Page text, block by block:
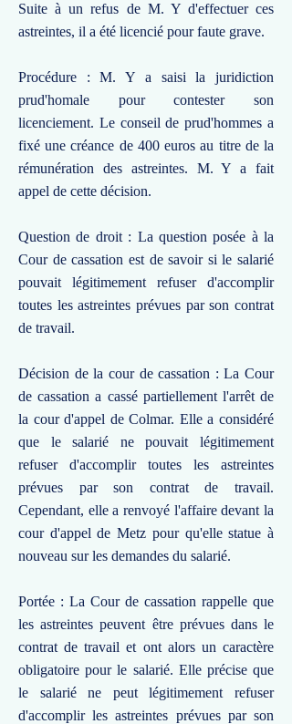
Suite à un refus de M. Y d'effectuer ces
astreintes, il a été licencié pour faute grave.
Procédure : M. Y a saisi la juridiction
prud'homale pour contester son
licenciement. Le conseil de prud'hommes a
fixé une créance de 400 euros au titre de la
rémunération des astreintes. M. Y a fait
appel de cette décision.
Question de droit : La question posée à la
Cour de cassation est de savoir si le salarié
pouvait légitimement refuser d'accomplir
toutes les astreintes prévues par son contrat
de travail.
Décision de la cour de cassation : La Cour
de cassation a cassé partiellement l'arrêt de
la cour d'appel de Colmar. Elle a considéré
que le salarié ne pouvait légitimement
refuser d'accomplir toutes les astreintes
prévues par son contrat de travail.
Cependant, elle a renvoyé l'affaire devant la
cour d'appel de Metz pour qu'elle statue à
nouveau sur les demandes du salarié.
Portée : La Cour de cassation rappelle que
les astreintes peuvent être prévues dans le
contrat de travail et ont alors un caractère
obligatoire pour le salarié. Elle précise que
le salarié ne peut légitimement refuser
d'accomplir les astreintes prévues par son